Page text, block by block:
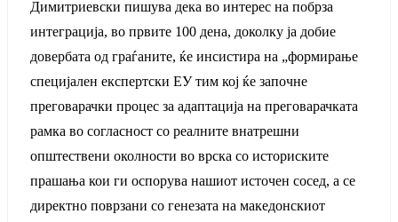
Димитриевски пишува дека во интерес на побрза
интеграција, во првите 100 дена, доколку ја добие
довербата од граѓаните, ќе инсистира на „формирање
специјален експертски ЕУ тим кој ќе започне
преговарачки процес за адаптација на преговарачката
рамка во согласност со реалните внатрешни
општествени околности во врска со историските
прашања кои ги оспорува нашиот источен сосед, а се
директно поврзани со генезата на македонскиот